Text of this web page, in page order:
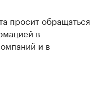
просит обращаться
в
и в